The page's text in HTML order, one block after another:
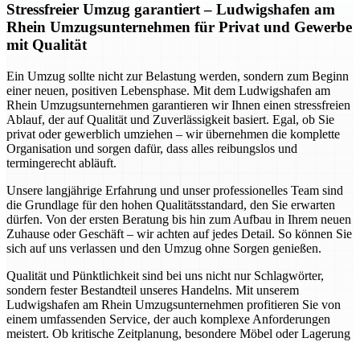
Stressfreier Umzug garantiert – Ludwigshafen am
Rhein Umzugsunternehmen für Privat und Gewerbe
mit Qualität
Ein Umzug sollte nicht zur Belastung werden, sondern zum Beginn
einer neuen, positiven Lebensphase. Mit dem Ludwigshafen am
Rhein Umzugsunternehmen garantieren wir Ihnen einen stressfreien
Ablauf, der auf Qualität und Zuverlässigkeit basiert. Egal, ob Sie
privat oder gewerblich umziehen – wir übernehmen die komplette
Organisation und sorgen dafür, dass alles reibungslos und
termingerecht abläuft.
Unsere langjährige Erfahrung und unser professionelles Team sind
die Grundlage für den hohen Qualitätsstandard, den Sie erwarten
dürfen. Von der ersten Beratung bis hin zum Aufbau in Ihrem neuen
Zuhause oder Geschäft – wir achten auf jedes Detail. So können Sie
sich auf uns verlassen und den Umzug ohne Sorgen genießen.
Qualität und Pünktlichkeit sind bei uns nicht nur Schlagwörter,
sondern fester Bestandteil unseres Handelns. Mit unserem
Ludwigshafen am Rhein Umzugsunternehmen profitieren Sie von
einem umfassenden Service, der auch komplexe Anforderungen
meistert. Ob kritische Zeitplanung, besondere Möbel oder Lagerung